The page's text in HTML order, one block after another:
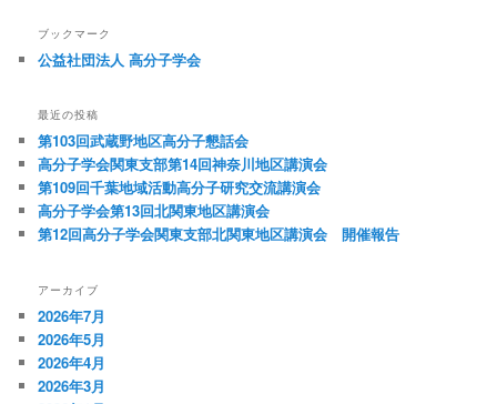
ブックマーク
公益社団法人 高分子学会
最近の投稿
第103回武蔵野地区高分子懇話会
高分子学会関東支部第14回神奈川地区講演会
第109回千葉地域活動高分子研究交流講演会
高分子学会第13回北関東地区講演会
第12回高分子学会関東支部北関東地区講演会 開催報告
アーカイブ
2026年7月
2026年5月
2026年4月
2026年3月